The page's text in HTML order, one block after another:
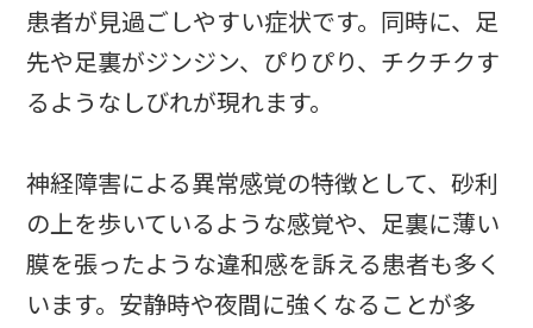
患者が見過ごしやすい症状です。同時に、足
先や足裏がジンジン、ぴりぴり、チクチクす
るようなしびれが現れます。
神経障害による異常感覚の特徴として、砂利
の上を歩いているような感覚や、足裏に薄い
膜を張ったような違和感を訴える患者も多く
います。安静時や夜間に強くなることが多